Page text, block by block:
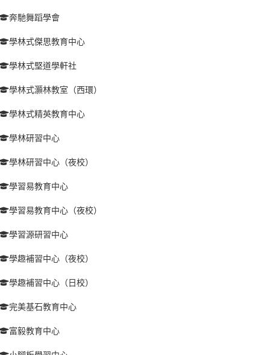
奔馳舞蹈學會
學林式傑思教育中心
學林式堅道學軒社
學林式灝林教室（西環）
學林式精英教育中心
學林研習中心
學林研習中心（夜校）
學習易教育中心
學習易教育中心（夜校）
學習源研習中心
學趣補習中心（夜校）
學趣補習中心（日校）
完美基石教育中心
富毅教育中心